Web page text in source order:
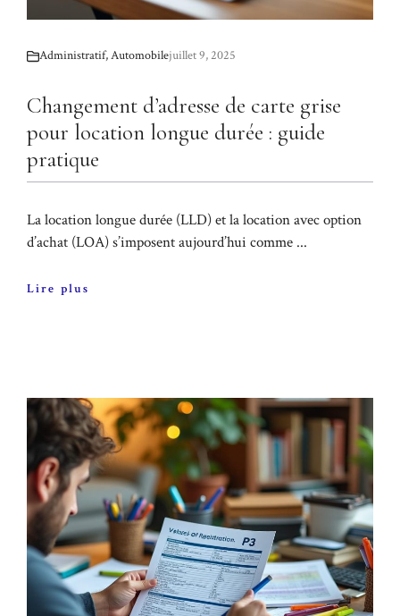
Administratif,Automobilejuillet 9, 2025
Changement d’adresse de carte grise
pour location longue durée : guide
pratique
La location longue durée (LLD) et la location avec option
d’achat (LOA) s’imposent aujourd’hui comme ...
Lire plus